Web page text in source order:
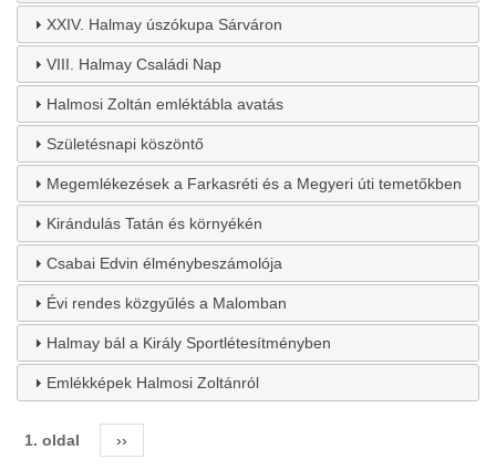
XXIV. Halmay úszókupa Sárváron
VIII. Halmay Családi Nap
Halmosi Zoltán emléktábla avatás
Születésnapi köszöntő
Megemlékezések a Farkasréti és a Megyeri úti temetőkben
Kirándulás Tatán és környékén
Csabai Edvin élménybeszámolója
Évi rendes közgyűlés a Malomban
Halmay bál a Király Sportlétesítményben
Emlékképek Halmosi Zoltánról
Oldalszámozás
1. oldal
Következő
oldal
››